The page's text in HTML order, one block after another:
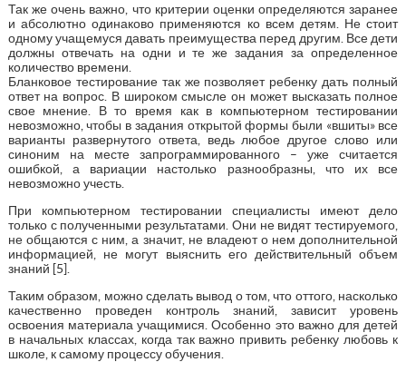
Так же очень важно, что критерии оценки определяются заранее
и абсолютно одинаково применяются ко всем детям. Не стоит
одному учащемуся давать преимущества перед другим. Все дети
должны отвечать на одни и те же задания за определенное
количество времени.
Бланковое тестирование так же позволяет ребенку дать полный
ответ на вопрос. В широком смысле он может высказать полное
свое мнение. В то время как в компьютерном тестировании
невозможно, чтобы в задания открытой формы были «вшиты» все
варианты развернутого ответа, ведь любое другое слово или
синоним на месте запрограммированного – уже считается
ошибкой, а вариации настолько разнообразны, что их все
невозможно учесть.
При компьютерном тестировании специалисты имеют дело
только с полученными результатами. Они не видят тестируемого,
не общаются с ним, а значит, не владеют о нем дополнительной
информацией, не могут выяснить его действительный объем
знаний [5].
Таким образом, можно сделать вывод о том, что оттого, насколько
качественно проведен контроль знаний, зависит уровень
освоения материала учащимися. Особенно это важно для детей
в начальных классах, когда так важно привить ребенку любовь к
школе, к самому процессу обучения.